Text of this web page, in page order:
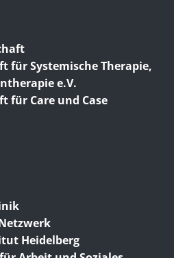
für Systemische Therapie,
e.V.
für Care und Case
Heidelberg